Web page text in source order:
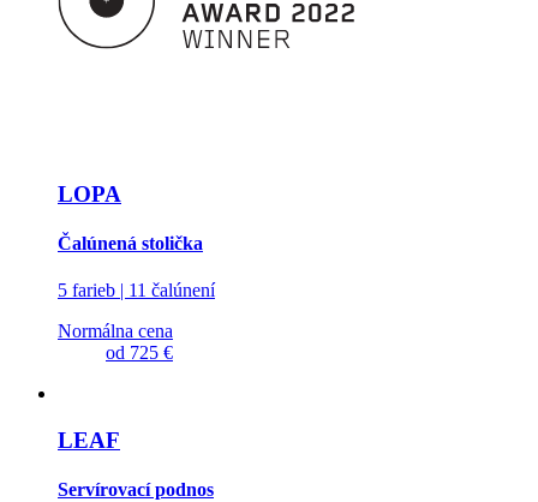
LOPA
Čalúnená stolička
5 farieb | 11 čalúnení
Normálna cena
od 725 €
LEAF
Servírovací podnos